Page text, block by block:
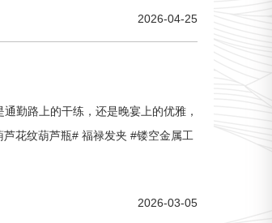
2026-04-25
勤路上的干练，还是晚宴上的优雅，
花纹葫芦瓶# 福禄发夹 #镂空金属工
2026-03-05